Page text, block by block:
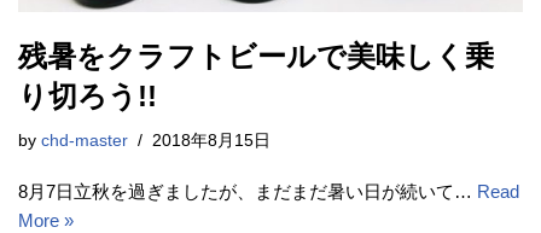
残暑をクラフトビールで美味しく乗
り切ろう!!
by chd-master 2018年8月15日
8月7日立秋を過ぎましたが、まだまだ暑い日が続いて… Read
More »